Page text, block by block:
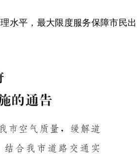
水平，最大限度服务保障市民出